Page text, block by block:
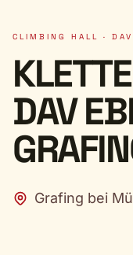
CLIMBING HALL · DAV
DAV
Grafing bei